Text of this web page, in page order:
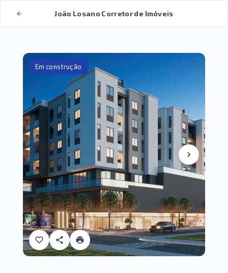
João Losano Corretor de Imóveis
Em construção